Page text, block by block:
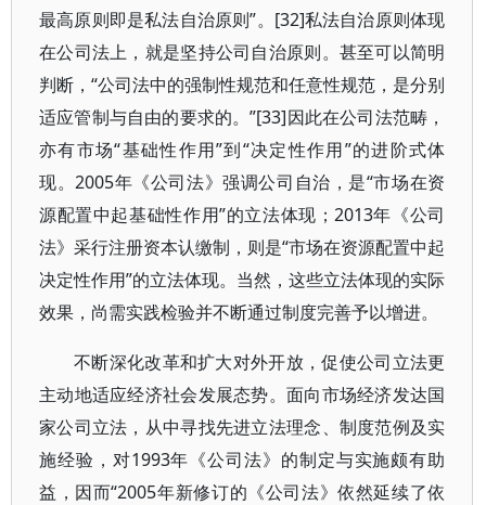
最高原则即是私法自治原则”。[32]私法自治原则体现
在公司法上，就是坚持公司自治原则。甚至可以简明
判断，“公司法中的强制性规范和任意性规范，是分别
适应管制与自由的要求的。”[33]因此在公司法范畴，
亦有市场“基础性作用”到“决定性作用”的进阶式体
现。2005年《公司法》强调公司自治，是“市场在资
源配置中起基础性作用”的立法体现；2013年《公司
法》采行注册资本认缴制，则是“市场在资源配置中起
决定性作用”的立法体现。当然，这些立法体现的实际
效果，尚需实践检验并不断通过制度完善予以增进。
不断深化改革和扩大对外开放，促使公司立法更
主动地适应经济社会发展态势。面向市场经济发达国
家公司立法，从中寻找先进立法理念、制度范例及实
施经验，对1993年《公司法》的制定与实施颇有助
益，因而“2005年新修订的《公司法》依然延续了依